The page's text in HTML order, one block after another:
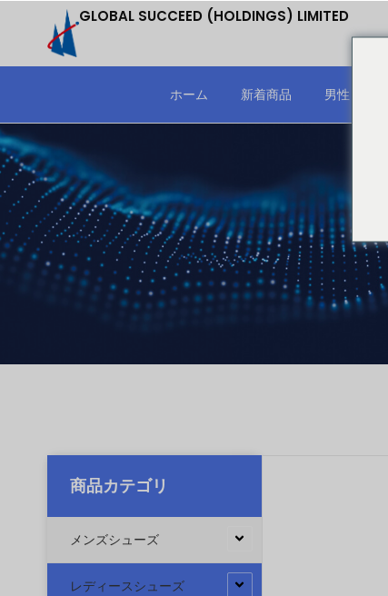
GLOBAL SUCCEED (HOLDINGS) LIMITED
ホーム 新着商品 男性
商品カテゴリ
メンズシューズ
レディースシューズ